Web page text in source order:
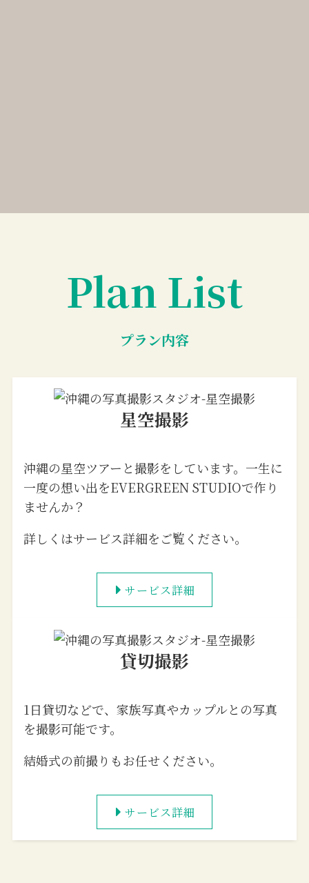
Plan List
プラン内容
星空撮影
沖縄の星空ツアーと撮影をしています。一生に
一度の想い出をEVERGREEN STUDIOで作り
ませんか？
詳しくはサービス詳細をご覧ください。
サービス詳細
貸切撮影
1日貸切などで、家族写真やカップルとの写真
を撮影可能です。
結婚式の前撮りもお任せください。
サービス詳細